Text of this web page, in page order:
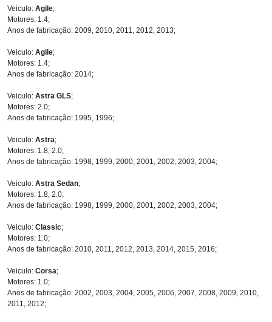
Veiculo: Agile;
Motores: 1.4;
Anos de fabricação: 2009, 2010, 2011, 2012, 2013;
Veiculo: Agile;
Motores: 1.4;
Anos de fabricação: 2014;
Veiculo: Astra GLS;
Motores: 2.0;
Anos de fabricação: 1995, 1996;
Veiculo: Astra;
Motores: 1.8, 2.0;
Anos de fabricação: 1998, 1999, 2000, 2001, 2002, 2003, 2004;
Veiculo: Astra Sedan;
Motores: 1.8, 2.0;
Anos de fabricação: 1998, 1999, 2000, 2001, 2002, 2003, 2004;
Veiculo: Classic;
Motores: 1.0;
Anos de fabricação: 2010, 2011, 2012, 2013, 2014, 2015, 2016;
Veiculo: Corsa;
Motores: 1.0;
Anos de fabricação: 2002, 2003, 2004, 2005, 2006, 2007, 2008, 2009, 2010,
2011, 2012;